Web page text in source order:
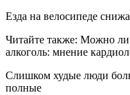
Езда на велосипеде
Читайте также: Можно
алкоголь: мнение
Слишком худые люди
полные